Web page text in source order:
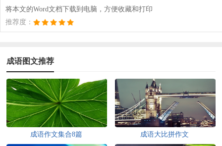
将本文的Word文档下载到电脑，方便收藏和打印
推荐度：
成语图文推荐
成语作文集合8篇 成语大比拼作文